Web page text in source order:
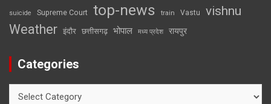
suicide Supreme Court top-news train Vastu vishnu
Weather इंदौर छत्तीसगढ़ भोपाल मध्य प्रदेश रायपुर
Categories